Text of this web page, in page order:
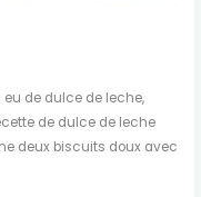
de dulce de leche,
de dulce de leche
deux biscuits doux avec